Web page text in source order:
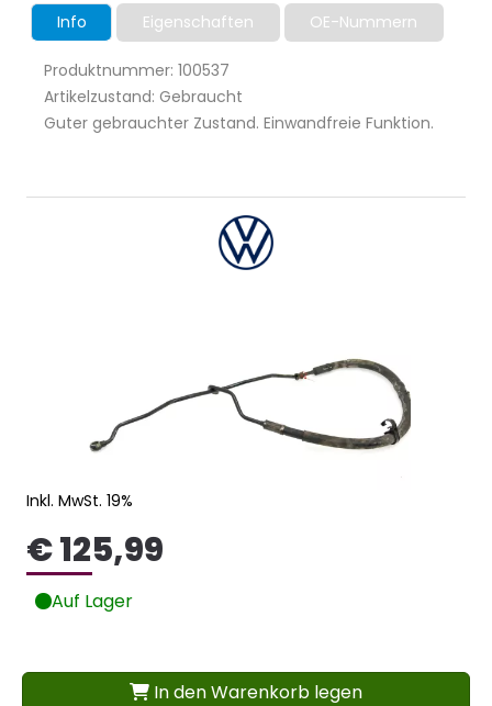
Info Eigenschaften OE-Nummern
Produktnummer: 100537
Artikelzustand: Gebraucht
Guter gebrauchter Zustand. Einwandfreie Funktion.
Inkl. MwSt. 19%
€ 125,99
Auf Lager
In den Warenkorb legen